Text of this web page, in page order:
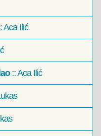
Aca Ilić
:: Aca Ilić